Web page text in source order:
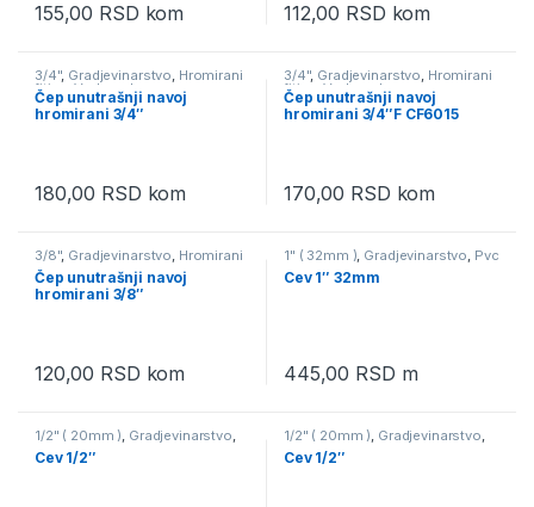
155,00 RSD kom 112,00 RSD kom
3/4", Gradjevinarstvo, Hromirani
fiting Vodovod
Čep unutrašnji navoj
hromirani 3/4″
180,00 RSD kom
3/4", Gradjevinarstvo, Hromirani
fiting Vodovod
Čep unutrašnji navoj
hromirani 3/4″F CF6015
170,00 RSD kom
3/8", Gradjevinarstvo, Hromirani
fiting Vodovod
Čep unutrašnji navoj
hromirani 3/8″
120,00 RSD kom
1" ( 32mm ), Gradjevinarstvo, Pvc
fiting ppr bela boja
Cev 1″ 32mm
445,00 RSD m
1/2" ( 20mm ), Gradjevinarstvo,
Pvc fiting ppr zelena boja
Vodovod
Cev 1/2″
1/2" ( 20mm ), Gradjevinarstvo,
Pvc fiting ppr bela boja Vodovod
Cev 1/2″